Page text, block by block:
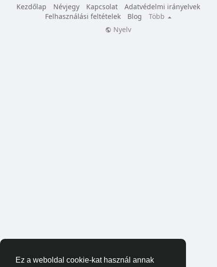
Ez a weboldal cookie-kat használ annak
Kezdőlap
Névjegy Kapcsolat
Adatvédelmi irányelvek
Felhasználási feltételek
Blog
Több
Nyelv